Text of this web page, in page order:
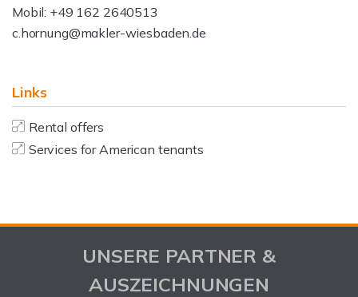
Mobil: +49 162 2640513
c.hornung@makler-wiesbaden.de
Links
Rental offers
Services for American tenants
UNSERE PARTNER &
AUSZEICHNUNGEN